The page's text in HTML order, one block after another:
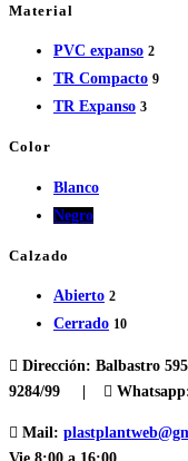
Material
PVC expanso 2
TR Compacto 9
TR Expanso 3
Color
Blanco
Negro
Calzado
Abierto 2
Cerrado 10
Dirección: Balbastro
9284/99 |
Mail: